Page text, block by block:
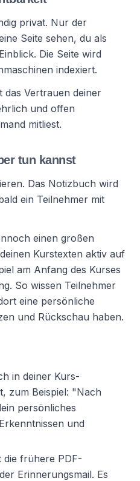
privat. Nur der
Seite sehen, du als
Die Seite wird
indexiert.
das Vertrauen deiner
und offen
mitliest.
tun kannst
Das Notizbuch wird
ein Teilnehmer mit
einen großen
Kurstexten aktiv auf
am Anfang des Kurses
So wissen Teilnehmer
eine persönliche
und Rückschau haben.
in deiner Kurs-
zum Beispiel: "Nach
persönliches
und
die frühere PDF-
Erinnerungsmail. Es